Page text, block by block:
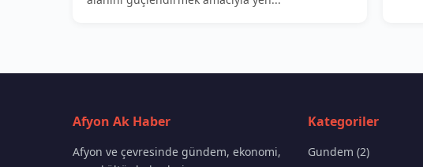
Afyon Ak Haber
Afyon ve çevresinde gündem, ekonomi,
Kategoriler
Gundem (2)